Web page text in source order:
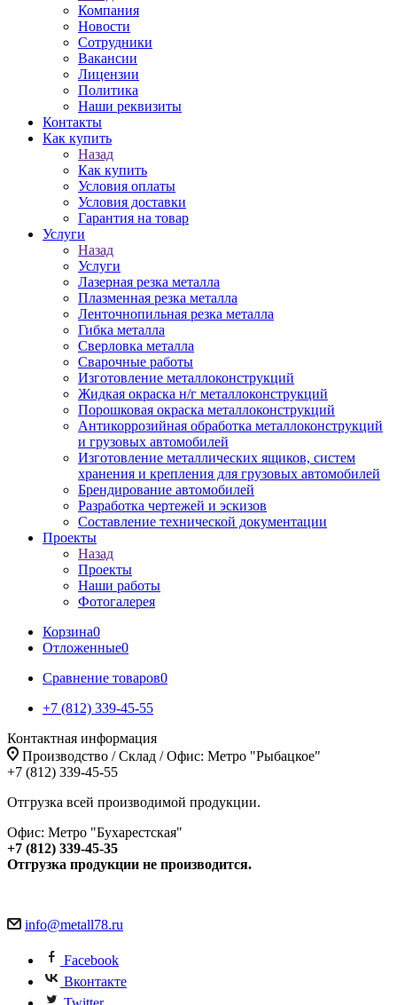
Компания
Новости
Сотрудники
Вакансии
Лицензии
Политика
Наши реквизиты
Контакты
Как купить
Назад
Как купить
Условия оплаты
Условия доставки
Гарантия на товар
Услуги
Назад
Услуги
Лазерная резка металла
Плазменная резка металла
Ленточнопильная резка металла
Гибка металла
Сверловка металла
Сварочные работы
Изготовление металлоконструкций
Жидкая окраска н/г металлоконструкций
Порошковая окраска металлоконструкций
Антикоррозийная обработка металлоконструкций
и грузовых автомобилей
Изготовление металлических ящиков, систем
хранения и крепления для грузовых автомобилей
Брендирование автомобилей
Разработка чертежей и эскизов
Составление технической документации
Проекты
Назад
Проекты
Наши работы
Фотогалерея
Корзина0
Отложенные0
Сравнение товаров0
+7 (812) 339-45-55
Контактная информация
Производство / Склад / Офис: Метро "Рыбацкое"
+7 (812) 339-45-55
Отгрузка всей производимой продукции.
Офис: Метро "Бухарестская"
+7 (812) 339-45-35
Отгрузка продукции не производится.
info@metall78.ru
Facebook
Вконтакте